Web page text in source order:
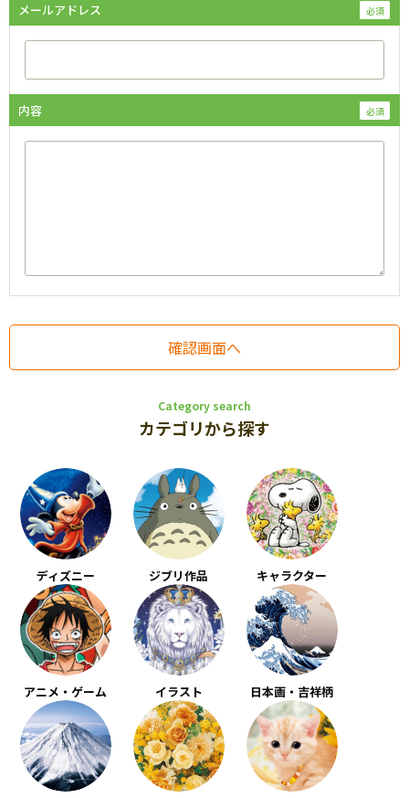
メールアドレス
内容
Category search
カテゴリから探す
ディズニー ジブリ作品 キャラクター
アニメ・ゲーム イラスト 日本画・吉祥柄